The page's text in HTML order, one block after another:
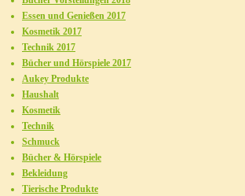
Essen und Genießen 2017
Kosmetik 2017
Technik 2017
Bücher und Hörspiele 2017
Aukey Produkte
Haushalt
Kosmetik
Technik
Schmuck
Bücher & Hörspiele
Bekleidung
Tierische Produkte